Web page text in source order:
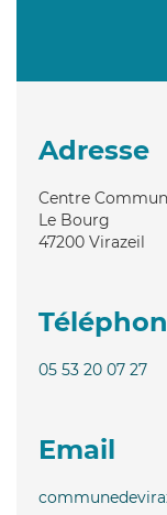
Adresse
Centre
Le Bourg
47200 Virazeil
05 53 20 07 27
Email